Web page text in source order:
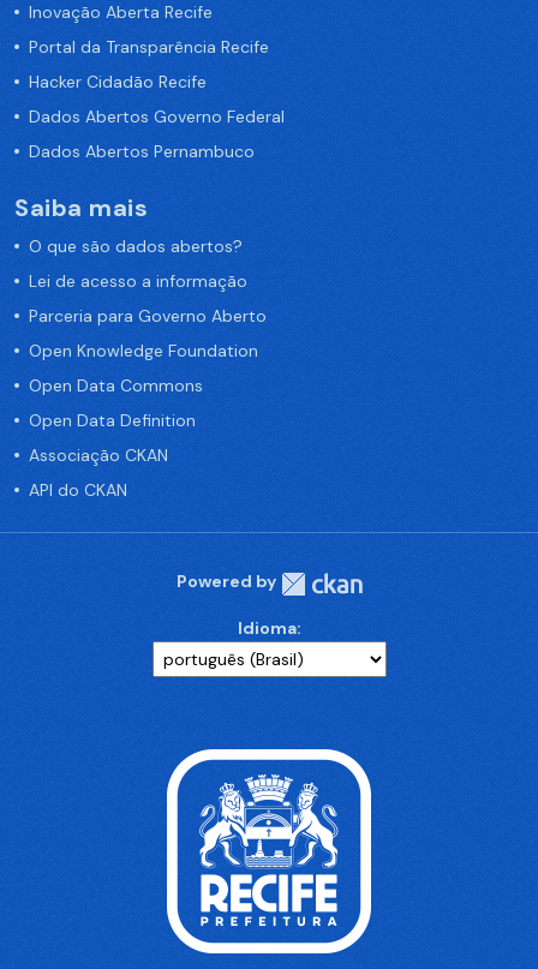
Inovação Aberta Recife
Portal da Transparência Recife
Hacker Cidadão Recife
Dados Abertos Governo Federal
Dados Abertos Pernambuco
Saiba mais
O que são dados abertos?
Lei de acesso a informação
Parceria para Governo Aberto
Open Knowledge Foundation
Open Data Commons
Open Data Definition
Associação CKAN
API do CKAN
Powered by
Idioma